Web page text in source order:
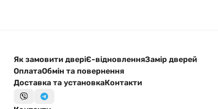
Як замовити дверіЄ-відновленняЗамір дверей
ОплатаОбмін та повернення
Доставка та установкаКонтакти